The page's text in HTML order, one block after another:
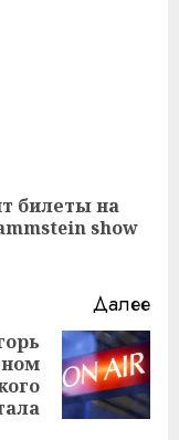
билеты на
show
Далее